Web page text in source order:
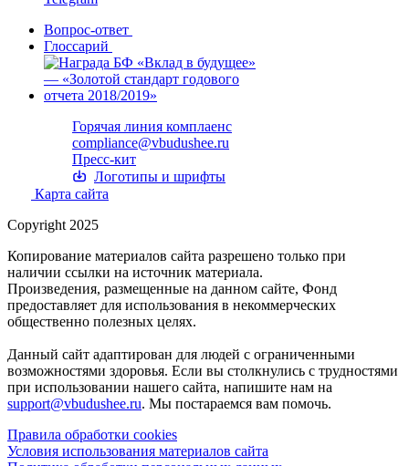
Вопрос-ответ
Глоссарий
Горячая линия комплаенс
compliance@vbudushee.ru
Пресс-кит
Логотипы и шрифты
Карта сайта
Copyright 2025
Копирование материалов сайта разрешено только при
наличии ссылки на источник материала.
Произведения, размещенные на данном сайте, Фонд
предоставляет для использования в некоммерческих
общественно полезных целях.
Данный сайт адаптирован для людей с ограниченными
возможностями здоровья. Если вы столкнулись с трудностями
при использовании нашего сайта, напишите нам на
support@vbudushee.ru. Мы постараемся вам помочь.
Правила обработки cookies
Условия использования материалов сайта